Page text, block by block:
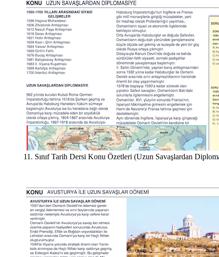
11. Sınıf Tarih Dersi Konu Özetleri (Uzun Savaşlardan